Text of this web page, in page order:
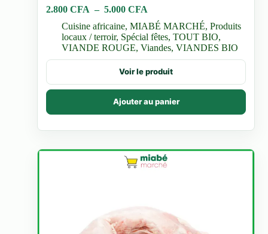
2.800CFA – 5.000CFA
de
prix :
2.800 CFA
à
5.000 CFA
Cuisine africaine,MIABÉ MARCHÉ,Produits
locaux / terroir, Spécial fêtes,TOUT BIO,
VIANDE ROUGE,Viandes,VIANDES BIO
Voir le produit
Ajouter au panier
Ce
a
plusieurs
Les
options
être